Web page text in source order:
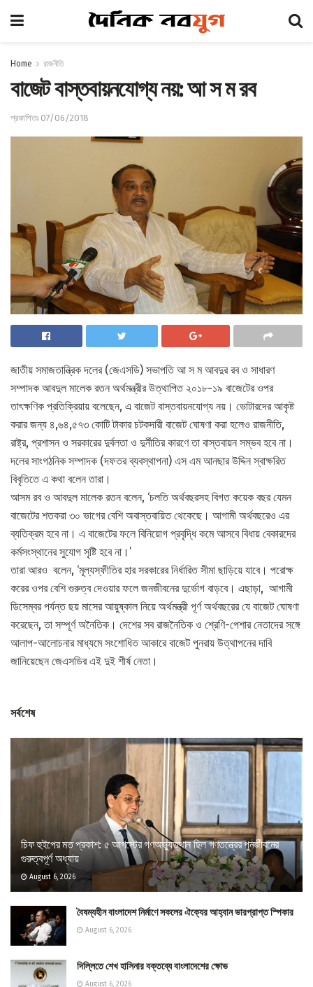
Home রাজনীতি
বাজেট বাস্তবায়নযোগ্য নয়: আ স ম রব
প্রকাশিতঃ 07/06/2018
জাতীয় সমাজতান্ত্রিক দলের (জেএসডি) সভাপতি আ স ম আবদুর রব ও সাধারণ
সম্পাদক আবদুল মালেক রতন অর্থমন্ত্রীর উত্থাপিত ২০১৮-১৯ বাজেটের ওপর
তাৎক্ষণিক প্রতিক্রিয়ায় বলেছেন, এ বাজেট বাস্তবায়নযোগ্য নয়। ভোটারদের আকৃষ্ট
করার জন্য ৪,৬৪,৫৭৩ কোটি টাকার চটকদারী বাজেট ঘোষণা করা হলেও রাজনীতি,
রাষ্ট্র, প্রশাসন ও সরকারের দুর্বলতা ও দুর্নীতির কারণে তা বাস্তবায়ন সম্ভব হবে না।
দলের সাংগঠনিক সম্পাদক (দফতর ব্যবস্থাপনা) এস এম আনছার উদ্দিন স্বাক্ষরিত
বিবৃতিতে এ কথা বলেন তারা।
আসম রব ও আবদুল মালেক রতন বলেন, ‘চলতি অর্থবছরসহ বিগত কয়েক বছর যেমন
বাজেটের শতকরা ৩০ ভাগের বেশি অবাস্তবায়িত থেকেছে। আগামী অর্থবছরেও এর
ব্যতিক্রম হবে না। এ বাজেটের ফলে বিনিয়োগ প্রবৃদ্ধি কমে আসবে বিধায় বেকারদের
কর্মসংস্থানের সুযোগ সৃষ্টি হবে না।’
তারা আরও বলেন, ‘মূল্যস্ফীতির হার সরকারের নির্ধারিত সীমা ছাড়িয়ে যাবে। পরোক্ষ
করের ওপর বেশি গুরুত্ব দেওয়ার ফলে জনজীবনের দুর্ভোগ বাড়বে। এছাড়া, আগামী
ডিসেম্বর পর্যন্ত ছয় মাসের আয়ুষ্কাল নিয়ে অর্থমন্ত্রী পূর্ণ অর্থবছরের যে বাজেট ঘোষণা
করেছেন, তা সম্পূর্ণ অনৈতিক। দেশের সব রাজনৈতিক ও শ্রেণি-পেশার নেতাদের সঙ্গে
আলাপ-আলোচনার মাধ্যমে সংশোধিত আকারে বাজেট পুনরায় উত্থাপনের দাবি
জানিয়েছেন জেএসডির এই দুই শীর্ষ নেতা।
সর্বশেষ
চিফ হুইপের মত প্রকাশ: ৫ আগস্টের গণঅভ্যুত্থান ছিল গণতন্ত্রের পুনর্জীবনের
গুরুত্বপূর্ণ অধ্যায়
August 6, 2026
বৈষম্যহীন বাংলাদেশ নির্মাণে সকলের ঐক্যের আহ্বান ভারপ্রাপ্ত স্পিকার
August 6, 2026
দিল্লিতে শেখ হাসিনার বক্তব্যে বাংলাদেশের ক্ষোভ
August 6, 2026